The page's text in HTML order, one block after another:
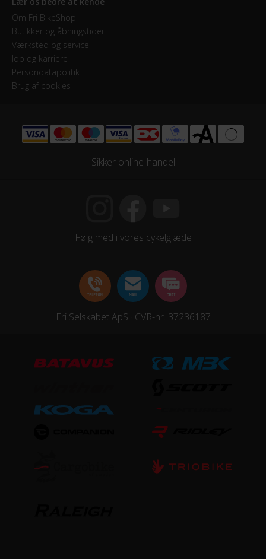
Om Fri BikeShop
Butikker og åbningstider
Værksted og service
Job og karriere
Persondatapolitik
Brug af cookies
Sikker online-handel
Følg med i vores cykelglæde
Fri Selskabet ApS · CVR-nr. 37236187